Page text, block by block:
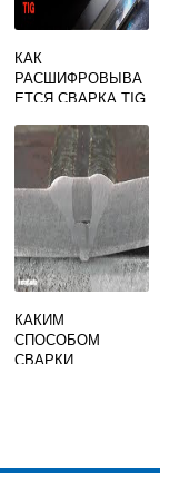
КАК
РАСШИФРОВЫВА
ЕТСЯ СВАРКА TIG
КАКИМ
СПОСОБОМ
СВАРКИ
ВЫПОЛНЕНИЯ